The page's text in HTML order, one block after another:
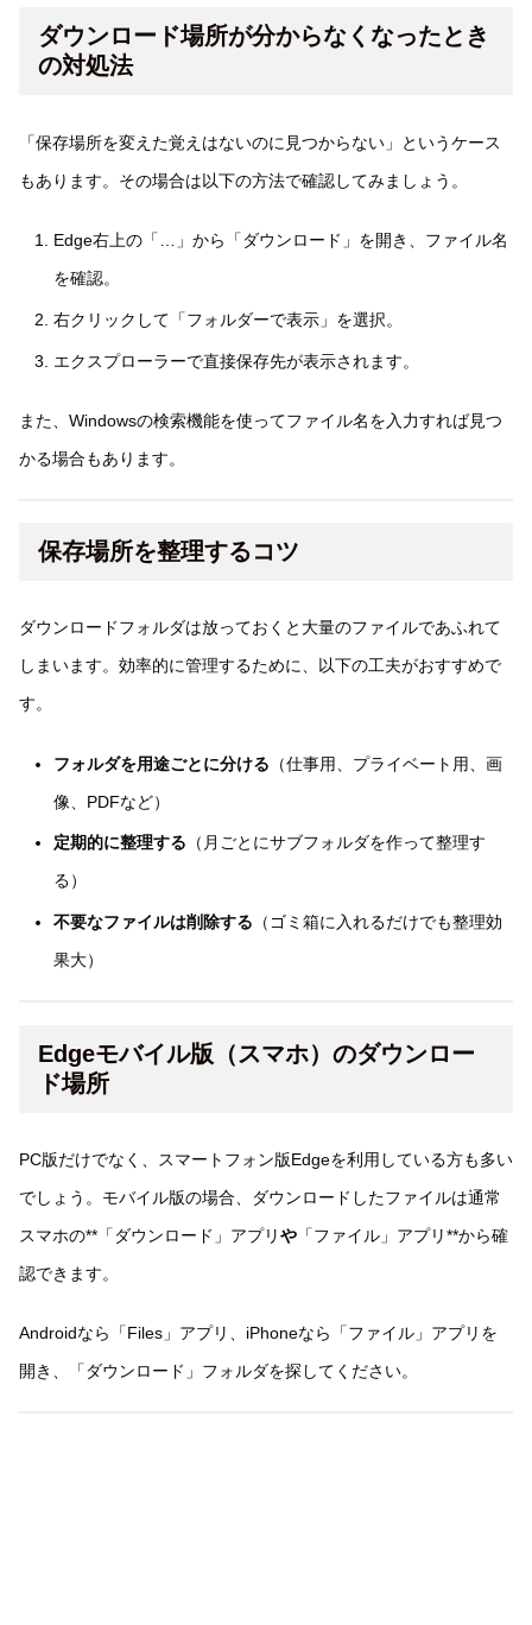
ダウンロード場所が分からなくなったとき
の対処法
「保存場所を変えた覚えはないのに見つからない」というケース
もあります。その場合は以下の方法で確認してみましょう。
Edge右上の「…」から「ダウンロード」を開き、ファイル名
を確認。
右クリックして「フォルダーで表示」を選択。
エクスプローラーで直接保存先が表示されます。
また、Windowsの検索機能を使ってファイル名を入力すれば見つ
かる場合もあります。
保存場所を整理するコツ
ダウンロードフォルダは放っておくと大量のファイルであふれて
しまいます。効率的に管理するために、以下の工夫がおすすめで
す。
フォルダを用途ごとに分ける （仕事用、プライベート用、画
像、PDFなど）
定期的に整理する （月ごとにサブフォルダを作って整理す
る）
不要なファイルは削除する （ゴミ箱に入れるだけでも整理効
果大）
Edgeモバイル版（スマホ）のダウンロー
ド場所
PC版だけでなく、スマートフォン版Edgeを利用している方も多い
でしょう。モバイル版の場合、ダウンロードしたファイルは通常
スマホの**「ダウンロード」アプリや 「ファイル」アプリ**から確
認できます。
Androidなら「Files」アプリ、iPhoneなら「ファイル」アプリを
開き、「ダウンロード」フォルダを探してください。